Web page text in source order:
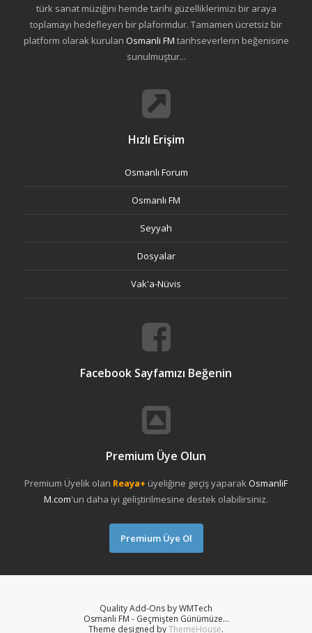
türk sanat müziğini hemde tarihi güzelliklerimizi bir araya
toplamayı hedefleyen bir plaformdur. Tamamen ücretsiz bir
platform olarak kurulan Osmanli FM tarihseverlerin beğenisine
sunulmuştur...
Hızlı Erişim
Osmanlı Forum
Osmanlı FM
Seyyah
Dosyalar
Vak'a-Nüvis
Facebook Sayfamızı Beğenin
Premium Üye Olun
Premium Üyelik olan Reaya+ üyeliğine geçiş yaparakOsmanliF
M.com'un daha iyi geliştirilmesine destek olabilirsiniz.
Premium Üye Ol
Quality Add-Ons by WMTech
Osmanlı FM - Geçmişten Günümüze...
Theme designed byThemeHouse.